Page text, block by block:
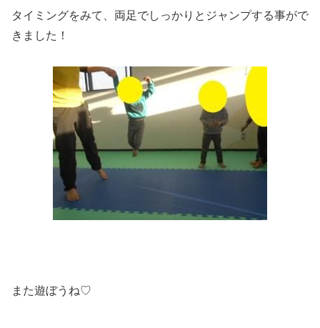
タイミングをみて、両足でしっかりとジャンプする事がで
きました！
また遊ぼうね♡